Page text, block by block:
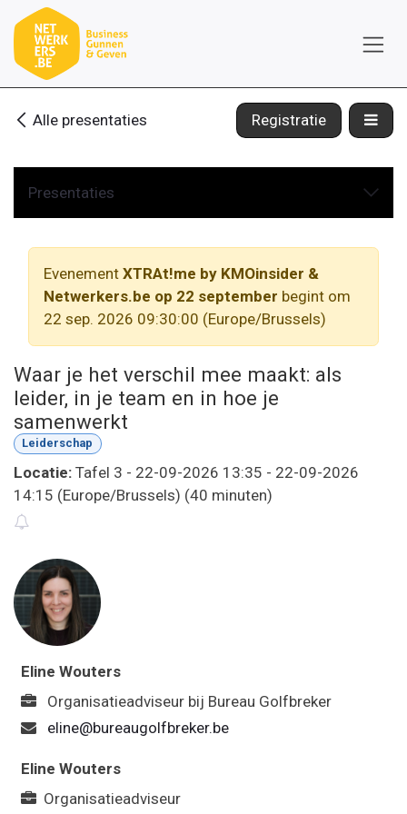
Overslaan naar inhoud
Alle presentaties Registratie
Presentaties
Evenement XTRAt!me by KMOinsider &
Netwerkers.be op 22 september begint om
22 sep. 2026 09:30:00 (Europe/Brussels)
Waar je het verschil mee maakt: als
leider, in je team en in hoe je
samenwerkt
Leiderschap
Locatie: Tafel 3 - 22-09-2026 13:35 - 22-09-2026
14:15 (Europe/Brussels) (40 minuten)
Eline Wouters
Organisatieadviseur bij Bureau Golfbreker
eline@bureaugolfbreker.be
Eline Wouters
Organisatieadviseur